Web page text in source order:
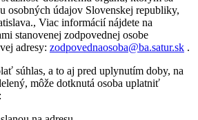
osobných údajov Slovenskej republiky,
Viac informácií nájdete na
stanovenej zodpovednej osobe
adresy: zodpovednaosoba@ba.satur.sk .
súhlas, a to aj pred uplynutím doby, na
môže dotknutá osoba uplatniť